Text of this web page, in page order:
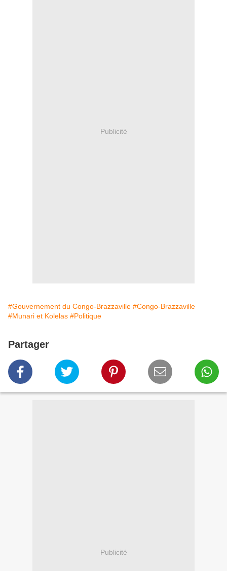
Publicité
#Gouvernement du Congo-Brazzaville #Congo-Brazzaville
#Munari et Kolelas #Politique
Partager
Publicité